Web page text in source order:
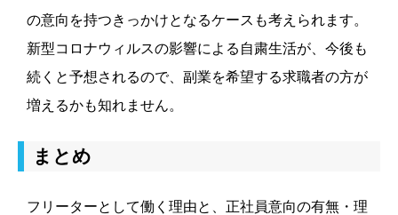
の意向を持つきっかけとなるケースも考えられます。
新型コロナウィルスの影響による自粛生活が、今後も
続くと予想されるので、副業を希望する求職者の方が
増えるかも知れません。
まとめ
フリーターとして働く理由と、正社員意向の有無・理